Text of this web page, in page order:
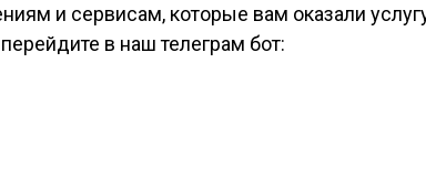
и сервисам, которые вам оказали
в наш телеграм бот: